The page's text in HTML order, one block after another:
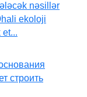
nəsillər
ekoloji
строить